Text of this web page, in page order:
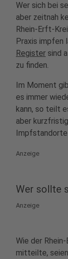
Wer sich bei
aber zeitnah
Rhein-Erft-
Praxis impfen
Register sind
zu finden.
Im Moment
es immer
kann, so teilt
aber
Anzeige
Wer sollte
Anzeige
Wie der
mitteilte,